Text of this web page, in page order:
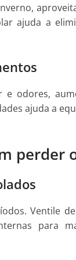
ajuda a
e odores,
ajuda a
perder
Ventile
para